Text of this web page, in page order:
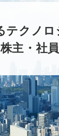
クノ
主・社